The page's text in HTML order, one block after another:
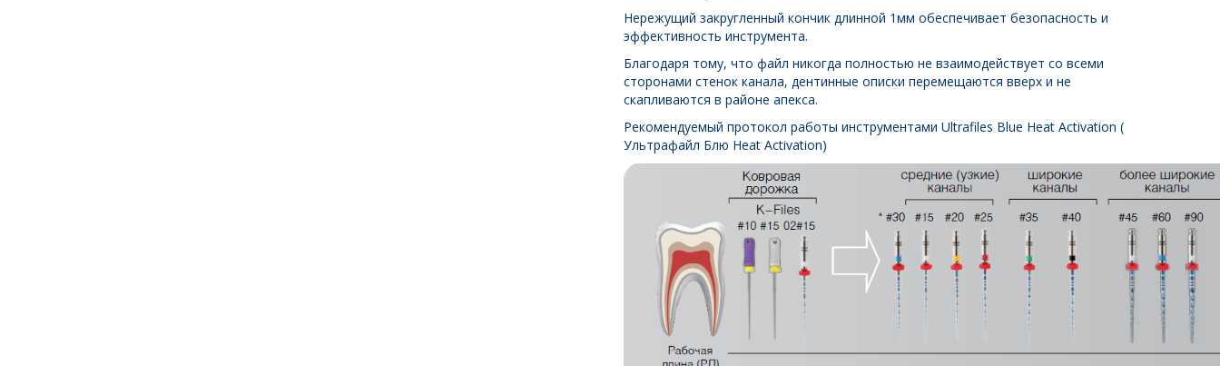
Нережущий закругленный кончик длинной 1мм обеспечивает безопасность и
эффективность инструмента.
Благодаря тому, что файл никогда полностью не взаимодействует со всеми
сторонами стенок канала, дентинные описки перемещаются вверх и не
скапливаются в районе апекса.
Рекомендуемый протокол работы инструментами Ultrafiles Blue Heat Activation (
Ультрафайл Блю Heat Activation)